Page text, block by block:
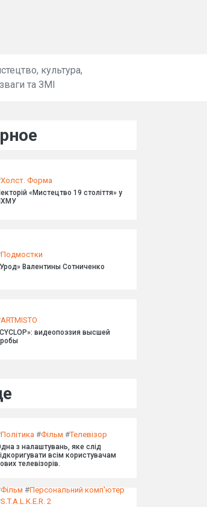
культура,
та ЗМІ
Холст. Форма
«Мистецтво 19 століття» у
Подмостки
Валентины Сотниченко
ARTMISTO
видеопоэзия высшей
Політика #Фільм #Телевізор
з налаштувань, яке слід
всім користувачам
телевізорів.
Фільм #Персональний комп'ютер
S.T.A.L.K.E.R. 2